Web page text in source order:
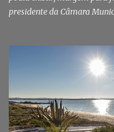
presidente da Câmara
decorreu com total
legais e apenas avançou
concursos públicos terem
dúvidas sobre a
do Montijo veio a público
torno da adjudicação da